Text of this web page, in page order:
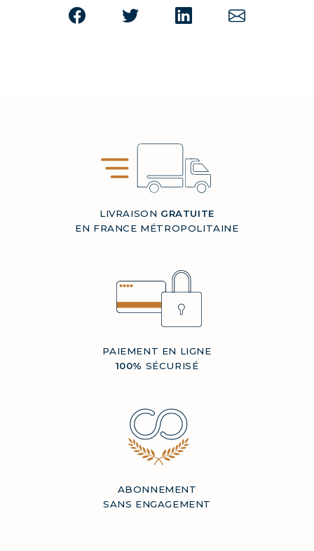
LIVRAISON GRATUITE
EN FRANCE MÉTROPOLITAINE
PAIEMENT EN LIGNE
100% SÉCURISÉ
ABONNEMENT
SANS ENGAGEMENT